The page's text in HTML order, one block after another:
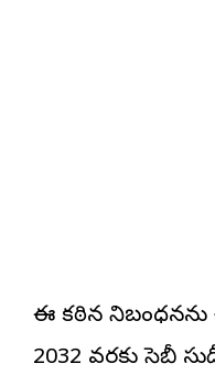
ఈ కఠిన నిబంధనను
2032 వరకు సెబీ